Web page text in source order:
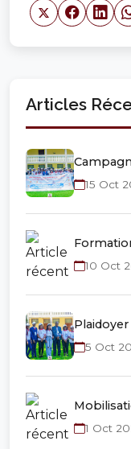
Articles
15 Oct
10 Oct
5 Oct
1 Oct